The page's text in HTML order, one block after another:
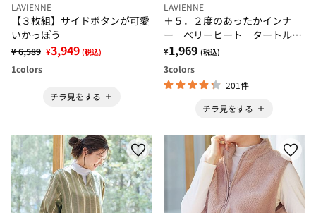
LAVIENNE
【３枚組】サイドボタンが可愛
いかっぽう
¥ 6,589 ¥3,949 (税込)
1colors
チラ見をする
LAVIENNE
＋５．２度のあったかインナ
ー ベリーヒート タートルネ
ック長袖
¥1,969 (税込)
3colors
201件
チラ見をする